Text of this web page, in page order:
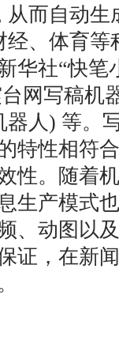
而自动生
、体育等
华社“快笔
网写稿机
器人) 等。
特性相符
性。随着
生产模式
、动图以
证，在新